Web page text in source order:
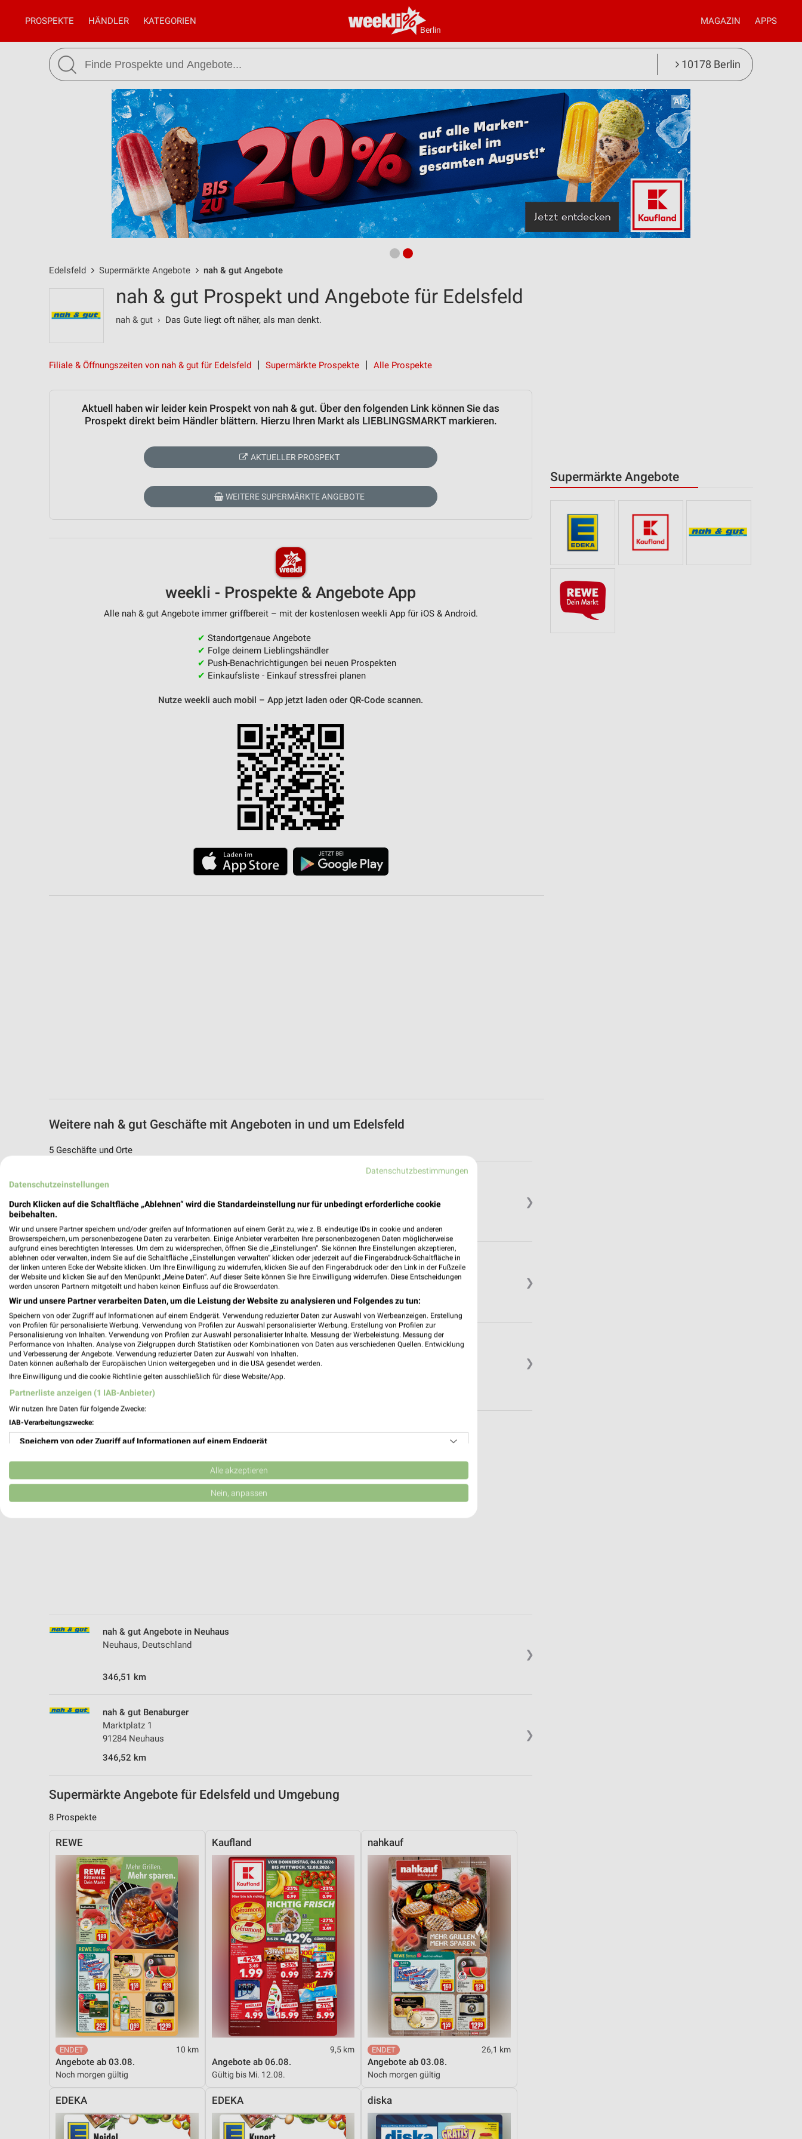
Berlin
PROSPEKTE HÄNDLER KATEGORIEN MAGAZIN APPS
10178 Berlin
Edelsfeld Supermärkte Angebote nah & gut Angebote
Supermärkte Angebote
nah & gut Prospekt und Angebote für Edelsfeld
nah & gut › Das Gute liegt oft näher, als man denkt.
Filiale & Öffnungszeiten von nah & gut für Edelsfeld Supermärkte Prospekte Alle Prospekte
Aktuell haben wir leider kein Prospekt von nah & gut. Über den folgenden Link können Sie das
Prospekt direkt beim Händler blättern. Hierzu Ihren Markt als LIEBLINGSMARKT markieren.
AKTUELLER PROSPEKT
WEITERE SUPERMÄRKTE ANGEBOTE
weekli - Prospekte & Angebote App
Alle nah & gut Angebote immer griffbereit – mit der kostenlosen weekli App für iOS & Android.
✔ Standortgenaue Angebote
✔ Folge deinem Lieblingshändler
✔ Push-Benachrichtigungen bei neuen Prospekten
✔ Einkaufsliste - Einkauf stressfrei planen
Nutze weekli auch mobil – App jetzt laden oder QR-Code scannen.
Weitere nah & gut Geschäfte mit Angeboten in und um Edelsfeld
5 Geschäfte und Orte
❯
355,15 km
❯
nah & gut Angebote in Hahnbach
Hahnbach, Deutschland
350,67 km
❯
nah & gut Angebote in Hartenstein-Engenthal
Hartenstein-Engenthal, Deutschland
❯
nah & gut Angebote in Neuhaus
Neuhaus, Deutschland
346,51 km
❯
nah & gut Benaburger
Marktplatz 1
91284 Neuhaus
346,52 km
Supermärkte Angebote für Edelsfeld und Umgebung
8 Prospekte
REWE
10 km
Angebote ab 03.08.
Noch morgen gültig
Kaufland
9,5 km
Angebote ab 06.08.
Gültig bis Mi. 12.08.
nahkauf
26,1 km
Angebote ab 03.08.
Noch morgen gültig
EDEKA EDEKA diska
Datenschutzbestimmungen
Datenschutzeinstellungen
Durch Klicken auf die Schaltfläche „Ablehnen“ wird die Standardeinstellung nur für unbedingt erforderliche cookie
beibehalten.
Wir und unsere Partner speichern und/oder greifen auf Informationen auf einem Gerät zu, wie z. B. eindeutige IDs in cookie und anderen
Browserspeichern, um personenbezogene Daten zu verarbeiten. Einige Anbieter verarbeiten Ihre personenbezogenen Daten möglicherweise
aufgrund eines berechtigten Interesses. Um dem zu widersprechen, öffnen Sie die „Einstellungen“. Sie können Ihre Einstellungen akzeptieren,
ablehnen oder verwalten, indem Sie auf die Schaltfläche „Einstellungen verwalten“ klicken oder jederzeit auf die Fingerabdruck-Schaltfläche in
der linken unteren Ecke der Website klicken. Um Ihre Einwilligung zu widerrufen, klicken Sie auf den Fingerabdruck oder den Link in der Fußzeile
der Website und klicken Sie auf den Menüpunkt „Meine Daten“. Auf dieser Seite können Sie Ihre Einwilligung widerrufen. Diese Entscheidungen
werden unseren Partnern mitgeteilt und haben keinen Einfluss auf die Browserdaten.
Wir und unsere Partner verarbeiten Daten, um die Leistung der Website zu analysieren und Folgendes zu tun:
Speichern von oder Zugriff auf Informationen auf einem Endgerät. Verwendung reduzierter Daten zur Auswahl von Werbeanzeigen. Erstellung
von Profilen für personalisierte Werbung. Verwendung von Profilen zur Auswahl personalisierter Werbung. Erstellung von Profilen zur
Personalisierung von Inhalten. Verwendung von Profilen zur Auswahl personalisierter Inhalte. Messung der Werbeleistung. Messung der
Performance von Inhalten. Analyse von Zielgruppen durch Statistiken oder Kombinationen von Daten aus verschiedenen Quellen. Entwicklung
und Verbesserung der Angebote. Verwendung reduzierter Daten zur Auswahl von Inhalten.
Daten können außerhalb der Europäischen Union weitergegeben und in die USA gesendet werden.
Ihre Einwilligung und die cookie Richtlinie gelten ausschließlich für diese Website/App.
Partnerliste anzeigen (1 IAB-Anbieter)
Wir nutzen Ihre Daten für folgende Zwecke:
IAB-Verarbeitungszwecke:
Speichern von oder Zugriff auf Informationen auf einem Endgerät
Verwendung reduzierter Daten zur Auswahl von Werbeanzeigen
Erstellung von Profilen für personalisierte Werbung
Analyse von Zielgruppen durch Statistiken oder Kombinationen von Daten aus verschiedenen
Entwicklung und Verbesserung der Angebote
IAB-Besonderheiten:
Verwendung genauer Standortdaten
Geräte anhand von aktiv angeforderten Informationen identifizieren
Notwendig
Performance
Funktional
Alle akzeptieren
Nein, anpassen